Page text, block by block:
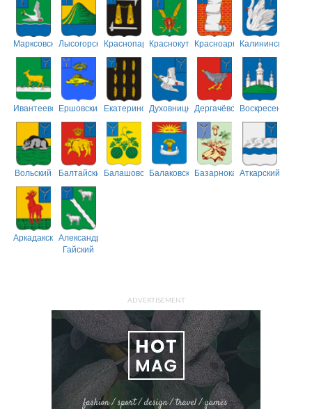
МарксовскийЛысогорскийКраснопартизанский
КраснокутскийКрасноармейский
Калининский
ИвантеевскийЕршовский ЕкатериновскийДуховницкийДергачёвскийВоскресенский
Вольский БалтайскийБалашовскийБалаковскийБазарнокарабулакский
Аткарский
АркадакскийАлександрово-
Гайский
ADVERTISEMENT